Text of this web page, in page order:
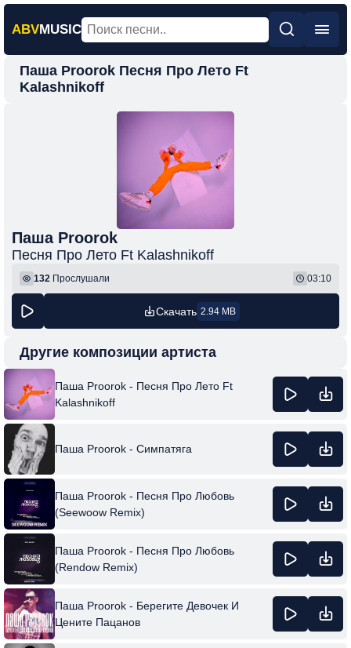
ABVMUSIC
Главная
Фонк
Паша Proorok Песня Про Лето Ft
Kalashnikoff
Паша Proorok
Песня Про Лето Ft Kalashnikoff
132 Прослушали 03:10
Скачать 2.94 MB
Другие композиции артиста
Паша Proorok - Песня Про Лето Ft
Kalashnikoff
Паша Proorok - Симпатяга
Паша Proorok - Песня Про Любовь
(Seewoow Remix)
Паша Proorok - Песня Про Любовь
(Rendow Remix)
Паша Proorok - Берегите Девочек И
Цените Пацанов